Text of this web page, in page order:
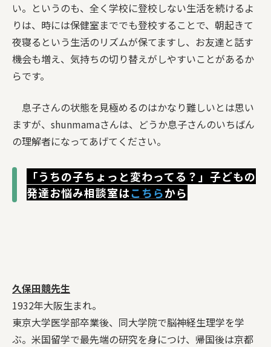
い。というのも、全く学校に登校しない生活を続けるよ
りは、時には保健室まででも登校することで、朝起きて
夜寝るという生活のリズムが保てますし、お友達と話す
機会も増え、気持ちの切り替えがしやすいことがあるか
らです。
息子さんの状態を見極めるのはかなり難しいとは思い
ますが、shunmamaさんは、どうか息子さんのいちばん
の理解者になってあげてください。
「うちの子ちょっと変わってる？」子どもの
発達お悩み相談室はこちらから
久保田競先生
1932年大阪生まれ。
東京大学医学部卒業後、同大学院で脳神経生理学を学
ぶ。米国留学で最先端の研究を身につけ、帰国後は京都